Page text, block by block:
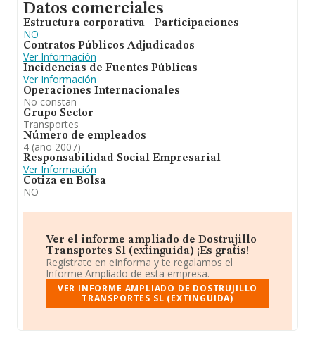
Datos comerciales
Estructura corporativa - Participaciones
NO
Contratos Públicos Adjudicados
Ver Información
Incidencias de Fuentes Públicas
Ver Información
Operaciones Internacionales
No constan
Grupo Sector
Transportes
Número de empleados
4 (año 2007)
Responsabilidad Social Empresarial
Ver Información
Cotiza en Bolsa
NO
Ver el informe ampliado de Dostrujillo
Transportes Sl (extinguida) ¡Es gratis!
Regístrate en eInforma y te regalamos el
Informe Ampliado de esta empresa.
VER INFORME AMPLIADO DE DOSTRUJILLO
TRANSPORTES SL (EXTINGUIDA)